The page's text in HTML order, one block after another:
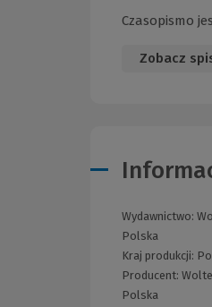
Czasopismo
Zobacz
Wydawnictwo:
Polska
Kraj produkcji:
Producent:
Polska